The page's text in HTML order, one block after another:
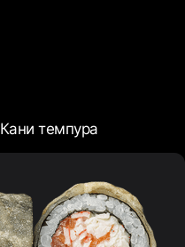
Кани темпура